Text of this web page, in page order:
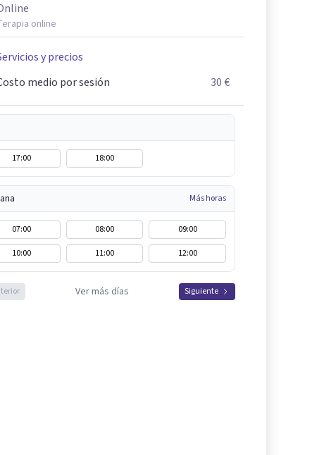
online
y precios
medio por sesión
30 €
17:00 18:00
Más horas
07:00 08:00
09:00
10:00
11:00 12:00
Ver más días Siguiente